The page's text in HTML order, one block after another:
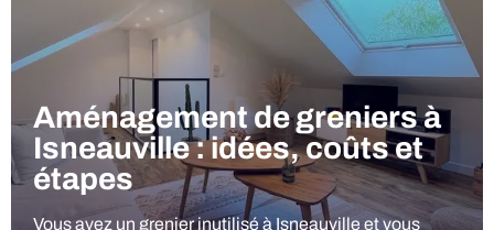
Aménagement de greniers à
Isneauville : idées, coûts et
étapes
Vous avez un grenier inutilisé à Isneauville et vous